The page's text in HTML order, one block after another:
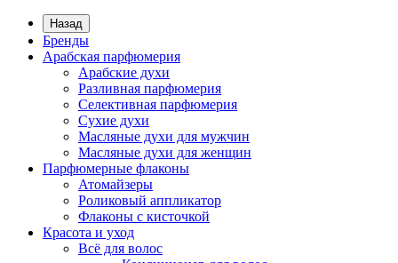
Назад
Бренды
Арабская парфюмерия
Арабские духи
Разливная парфюмерия
Селективная парфюмерия
Сухие духи
Масляные духи для мужчин
Масляные духи для женщин
Парфюмерные флаконы
Атомайзеры
Роликовый аппликатор
Флаконы с кисточкой
Красота и уход
Всё для волос